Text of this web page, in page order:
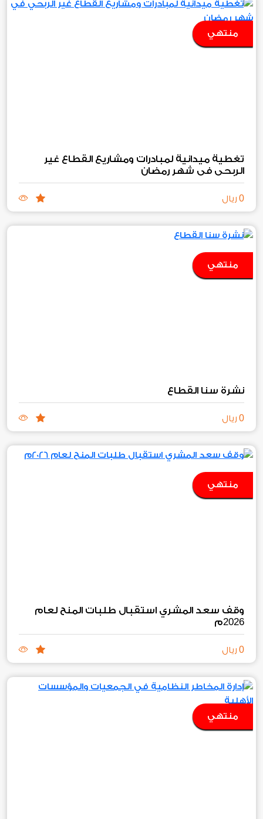
منتهي
تغطية ميدانية لمبادرات ومشاريع القطاع غير
الربحي في شهر رمضان
0 ريال
منتهي
نشرة سنا القطاع
0 ريال
منتهي
وقف سعد المشري استقبال طلبات المنح لعام
2026م
0 ريال
منتهي